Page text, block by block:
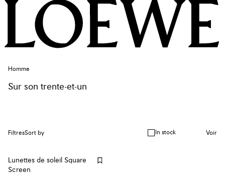
Homme
Sur son trente-et-un
FiltresSort by In stock Voir
Lunettes de soleil Square
Screen